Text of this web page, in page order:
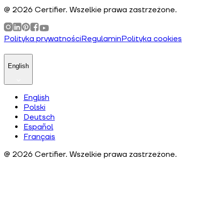
@ 2026 Certifier. Wszelkie prawa zastrzeżone.
Polityka prywatnościRegulaminPolityka cookies
English
English
Polski
Deutsch
Español
Français
@ 2026 Certifier. Wszelkie prawa zastrzeżone.